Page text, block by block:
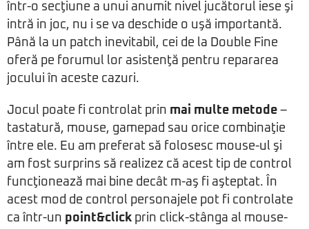
într-o secţiune a unui anumit nivel jucătorul iese şi
intră in joc, nu i se va deschide o uşă importantă.
Până la un patch inevitabil, cei de la Double Fine
oferă pe forumul lor asistenţă pentru repararea
jocului în aceste cazuri.
Jocul poate fi controlat prin mai multe metode –
tastatură, mouse, gamepad sau orice combinaţie
între ele. Eu am preferat să folosesc mouse-ul şi
am fost surprins să realizez că acest tip de control
funcţionează mai bine decât m-aş fi aşteptat. În
acest mod de control personajele pot fi controlate
ca într-un point&click prin click-stânga al mouse-